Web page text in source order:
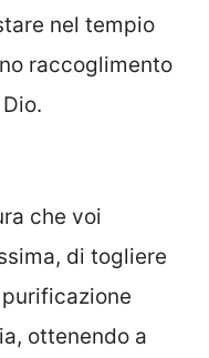
nel tempio
raccoglimento
che voi
di togliere
ottenendo a